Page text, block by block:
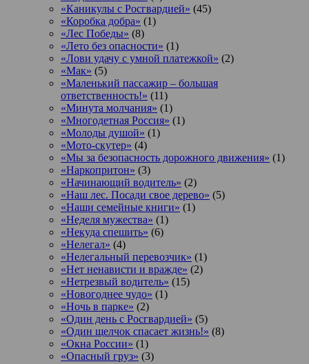
«Каникулы с Росгвардией» (45)
«Коробка добра» (1)
«Лес Победы» (8)
«Лето без опасности» (1)
«Лови удачу с умной платежкой» (2)
«Мак» (5)
«Маленький пассажир – большая
ответственность!» (11)
«Минута молчания» (1)
«Многодетная Россия» (1)
«Молоды душой» (1)
«Мото-скутер» (4)
«Мы за безопасность дорожного движения» (1)
«Наркопритон» (3)
«Начинающий водитель» (2)
«Наш лес. Посади свое дерево» (5)
«Наши семейные книги» (1)
«Неделя мужества» (1)
«Некуда спешить» (6)
«Нелегал» (4)
«Нелегальный перевозчик» (1)
«Нет ненависти и вражде» (2)
«Нетрезвый водитель» (15)
«Новогоднее чудо» (1)
«Ночь в парке» (2)
«Один день с Росгвардией» (5)
«Один щелчок спасает жизнь!» (8)
«Окна России» (1)
«Опасный груз» (3)